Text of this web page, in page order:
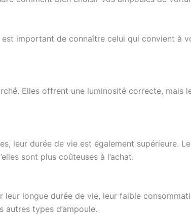
important de connaître celui qui convient à
Elles offrent une luminosité correcte, mais
leur durée de vie est également supérieure.
sont plus coûteuses à l’achat.
longue durée de vie, leur faible
types d’ampoule.